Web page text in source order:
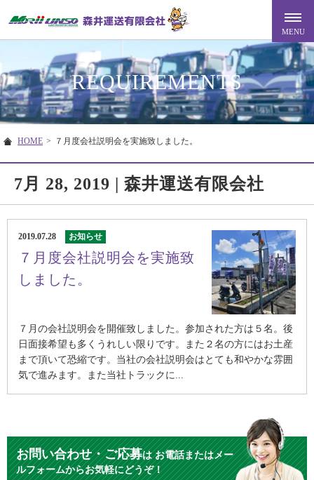
REQUIREMENTS
HOME > ７月度会社説明会を実施致しました。
7月 28, 2019 | 森井運送有限会社
2019.07.28 お知らせ
７月度会社説明会を実施致
しました。
７月の会社説明会を開催致しました。参加された方は５名。後
日面接希望も多くうれしい限りです。また２名の方にはお土産
まで頂いて恐縮です。当社の会社説明会はとても和やかな雰囲
気で進みます。また当社トラックに...
お問い合わせ・ご応募はお電話またはメー
ルフォームからお気軽にどうぞ！